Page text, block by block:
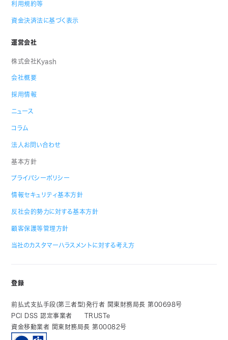
利用規約等
資金決済法に基づく表示
運営会社
株式会社Kyash
会社概要
採用情報
ニュース
コラム
法人お問い合わせ
基本方針
プライバシーポリシー
情報セキュリティ基本方針
反社会的勢力に対する基本方針
顧客保護等管理方針
当社のカスタマーハラスメントに対する考え方
登録
前払式支払手段(第三者型)発行者 関東財務局長 第00698号
PCI DSS 認定事業者
TRUSTe
資金移動業者 関東財務局長 第00082号